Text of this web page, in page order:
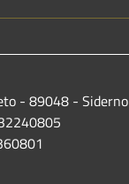
- 89048 - Siderno